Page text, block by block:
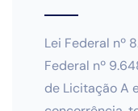
Lei Federal nº
Federal nº
de Licitação A